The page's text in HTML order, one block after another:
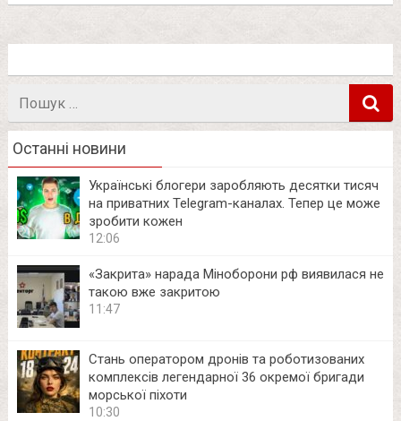
Останні новини
Українські блогери заробляють десятки тисяч
на приватних Telegram-каналах. Тепер це може
зробити кожен
12:06
«Закрита» нарада Міноборони рф виявилася не
такою вже закритою
11:47
Стань оператором дронів та роботизованих
комплексів легендарної 36 окремої бригади
морської піхоти
10:30